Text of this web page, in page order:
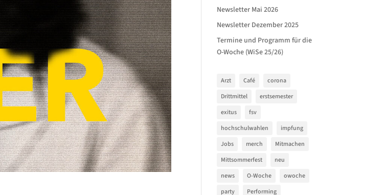
Newsletter Mai 2026
Newsletter Dezember 2025
Termine und Programm für die
O-Woche (WiSe 25/26)
Arzt Café
corona
Drittmittel
erstsemester
exitus
fsv
hochschulwahlen
impfung
Jobs
merch
Mitmachen
Mittsommerfest
neu
news
O-Woche
owoche
party
Performing